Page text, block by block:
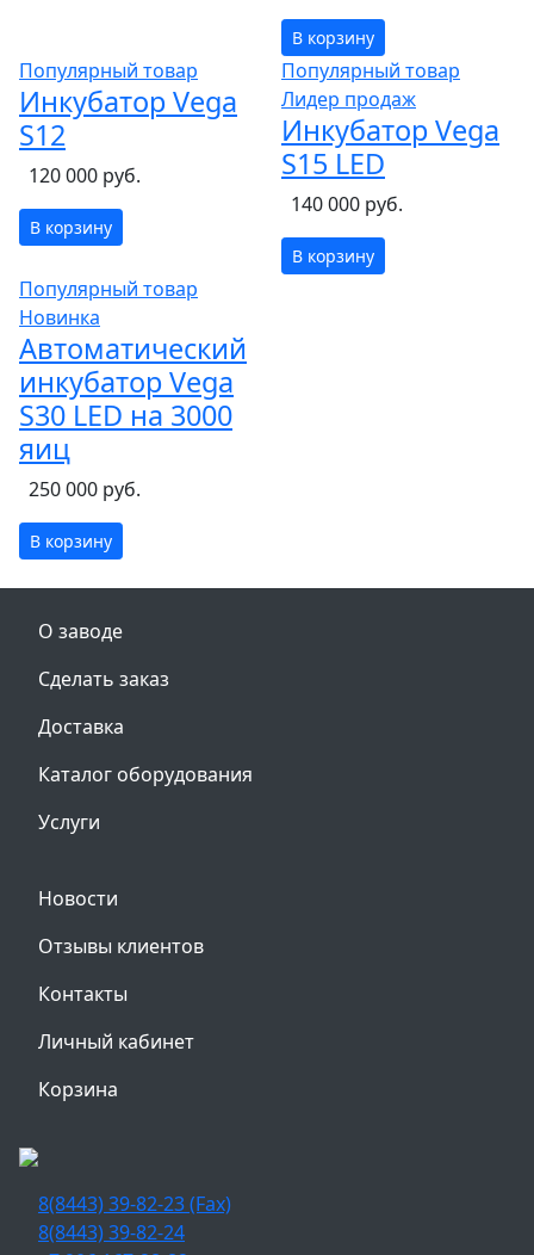
В корзину
Популярный товар
Инкубатор Vega
S12
120 000 руб.
В корзину
Популярный товар
Лидер продаж
Инкубатор Vega
S15 LED
140 000 руб.
В корзину
Популярный товар
Новинка
Автоматический
инкубатор Vega
S30 LED на 3000
яиц
250 000 руб.
В корзину
О заводе
Сделать заказ
Доставка
Каталог оборудования
Услуги
Новости
Отзывы клиентов
Контакты
Личный кабинет
Корзина
8(8443) 39-82-23 (Fax)
8(8443) 39-82-24